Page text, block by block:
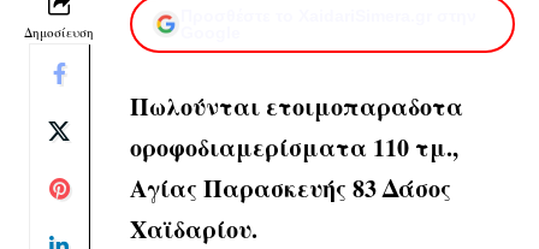
Δημοσίευση
Πωλούνται ετοιμοπαραδοτα
οροφοδιαμερίσματα 110 τμ.,
Αγίας Παρασκευής 83 Δάσος
Χαϊδαρίου.